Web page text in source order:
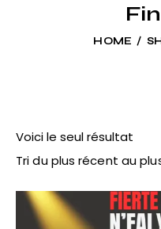
HOME
Voici le seul résultat